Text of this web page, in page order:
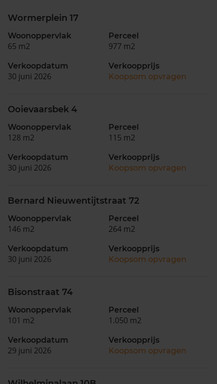
Wormerplein 17
Woonoppervlak
65 m2
Perceel
977 m2
Verkoopdatum
30 juni 2026
Verkoopprijs
Koopsom opvragen
Ooievaarsbek 4
Woonoppervlak
128 m2
Perceel
115 m2
Verkoopdatum
30 juni 2026
Verkoopprijs
Koopsom opvragen
Bernard Nieuwentijtstraat 72
Woonoppervlak
146 m2
Perceel
264 m2
Verkoopdatum
30 juni 2026
Verkoopprijs
Koopsom opvragen
Bisonstraat 74
Woonoppervlak
101 m2
Perceel
1.050 m2
Verkoopdatum
29 juni 2026
Verkoopprijs
Koopsom opvragen